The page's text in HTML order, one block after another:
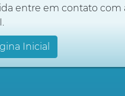
entre em contato com
Inicial